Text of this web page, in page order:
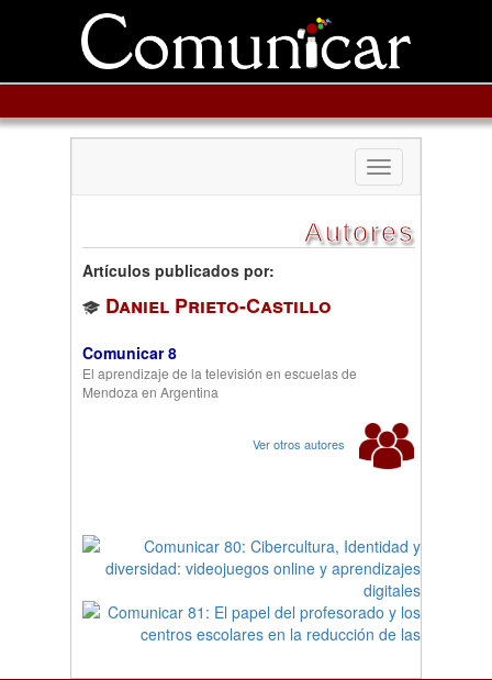
Toggle
navigation
Autores
Artículos publicados por:
Daniel Prieto-Castillo
Comunicar 8
El aprendizaje de la televisión en escuelas de
Mendoza en Argentina
Ver otros autores